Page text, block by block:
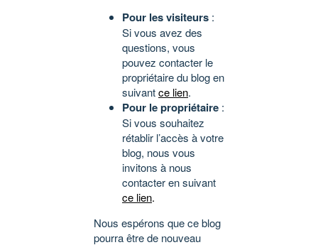
Pour les visiteurs :
Si vous avez des
questions, vous
pouvez contacter le
propriétaire du blog en
suivantce lien.
Pour le propriétaire :
Si vous souhaitez
rétablir l’accès à votre
blog, nous vous
invitons à nous
contacter en suivant
ce lien.
Nous espérons que ce blog
pourra être de nouveau